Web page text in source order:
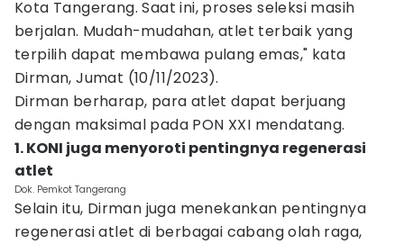
Kota Tangerang. Saat ini, proses seleksi masih
berjalan. Mudah-mudahan, atlet terbaik yang
terpilih dapat membawa pulang emas," kata
Dirman, Jumat (10/11/2023).
Dirman berharap, para atlet dapat berjuang
dengan maksimal pada PON XXI mendatang.
1. KONI juga menyoroti pentingnya regenerasi
atlet
Dok. Pemkot Tangerang
Selain itu, Dirman juga menekankan pentingnya
regenerasi atlet di berbagai cabang olah raga,